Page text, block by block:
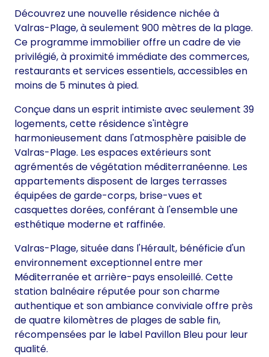
Découvrez une nouvelle résidence nichée à
Valras-Plage, à seulement 900 mètres de la plage.
Ce programme immobilier offre un cadre de vie
privilégié, à proximité immédiate des commerces,
restaurants et services essentiels, accessibles en
moins de 5 minutes à pied.
Conçue dans un esprit intimiste avec seulement 39
logements, cette résidence s'intègre
harmonieusement dans l'atmosphère paisible de
Valras-Plage. Les espaces extérieurs sont
agrémentés de végétation méditerranéenne. Les
appartements disposent de larges terrasses
équipées de garde-corps, brise-vues et
casquettes dorées, conférant à l'ensemble une
esthétique moderne et raffinée.
Valras-Plage, située dans l'Hérault, bénéficie d'un
environnement exceptionnel entre mer
Méditerranée et arrière-pays ensoleillé. Cette
station balnéaire réputée pour son charme
authentique et son ambiance conviviale offre près
de quatre kilomètres de plages de sable fin,
récompensées par le label Pavillon Bleu pour leur
qualité.